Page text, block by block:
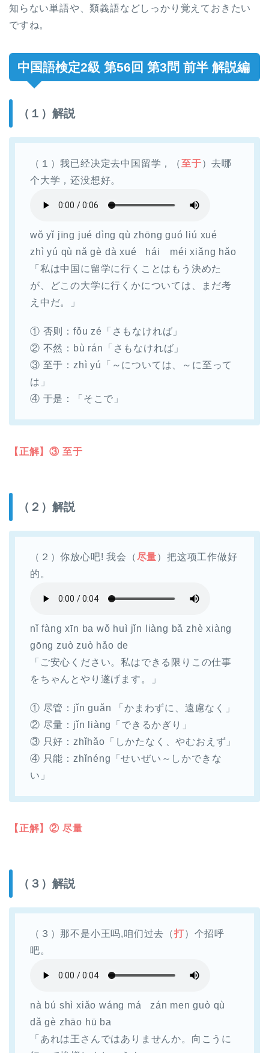
知らない単語や、類義語などしっかり覚えておきたい
ですね。
中国語検定2級 第56回 第3問 前半 解説編
（１）解説
（１）我已经决定去中国留学，（至于）去哪
个大学，还没想好。
wǒ yǐ jīng jué dìng qù zhōng guó liú xué
zhì yú qù nǎ gè dà xué hái méi xiǎng hǎo
「私は中国に留学に行くことはもう決めた
が、どこの大学に行くかについては、まだ考
え中だ。」
① 否则：fǒu zé「さもなければ」
② 不然：bù rán「さもなければ」
③ 至于：zhì yú「～については、～に至って
は」
④ 于是：「そこで」
【正解】③ 至于
（２）解説
（２）你放心吧! 我会（尽量）把这项工作做好
的。
nǐ fàng xīn ba wǒ huì jǐn liàng bǎ zhè xiàng
gōng zuò zuò hǎo de
「ご安心ください。私はできる限りこの仕事
をちゃんとやり遂げます。」
① 尽管：jǐn guǎn 「かまわずに、遠慮なく」
② 尽量：jǐn liàng「できるかぎり」
③ 只好：zhǐhǎo「しかたなく、やむおえず」
④ 只能：zhǐnéng「せいぜい～しかできな
い」
【正解】② 尽量
（３）解説
（３）那不是小王吗,咱们过去（打）个招呼
吧。
nà bú shì xiǎo wáng má zán men guò qù
dǎ gè zhāo hū ba
「あれは王さんではありませんか。向こうに